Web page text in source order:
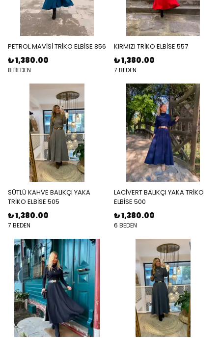
PETROL MAVİSİ TRİKO ELBİSE 856
₺ 1,380.00
8 BEDEN
KIRMIZI TRİKO ELBİSE 557
₺ 1,380.00
7 BEDEN
SÜTLÜ KAHVE BALIKÇI YAKA
TRİKO ELBİSE 505
₺ 1,380.00
7 BEDEN
LACİVERT BALIKÇI YAKA TRİKO
ELBİSE 500
₺ 1,380.00
6 BEDEN